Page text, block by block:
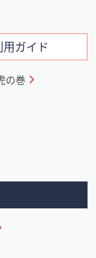
用ガイド
の巻